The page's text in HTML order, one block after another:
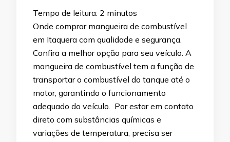
Tempo de leitura: 2 minutos
Onde comprar mangueira de combustível
em Itaquera com qualidade e segurança.
Confira a melhor opção para seu veículo. A
mangueira de combustível tem a função de
transportar o combustível do tanque até o
motor, garantindo o funcionamento
adequado do veículo. Por estar em contato
direto com substâncias químicas e
variações de temperatura, precisa ser